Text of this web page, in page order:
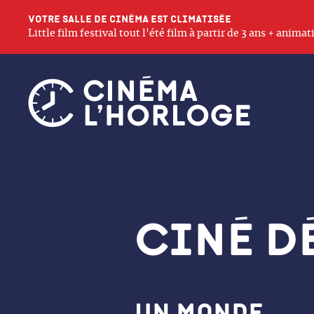
Votre salle de cinéma est climatisée
Little film festival tout l'été film à partir de 3 ans +
Ciné